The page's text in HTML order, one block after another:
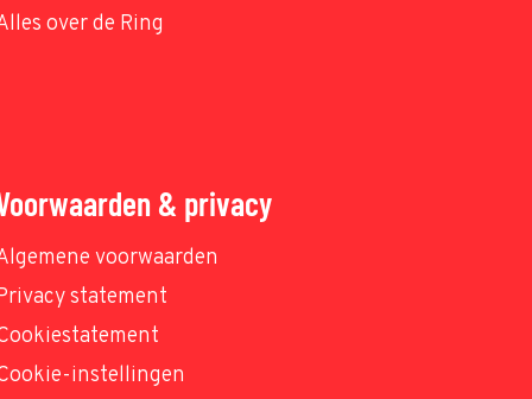
over de Ring
& privacy
voorwaarden
statement
instellingen